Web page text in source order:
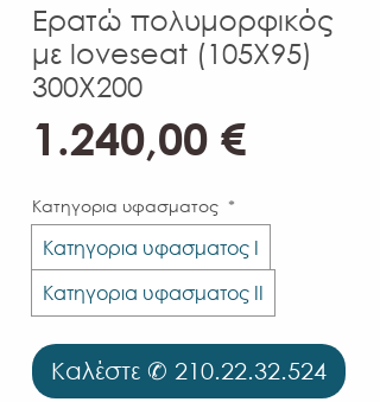
Ερατώ πολυμορφικός
με loveseat (105Χ95)
300Χ200
1.240,00 €Τιμή
Κατηγορια υφασματος *
Κατηγορια υφασματος Ι
Κατηγορια υφασματος ΙΙ
Καλέστε ✆ 210.22.32.524